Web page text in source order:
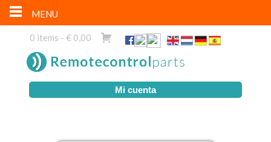
0 items - € 0,00
Mi cuenta
MENU